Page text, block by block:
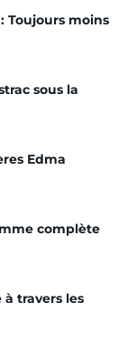
Toujours moins
sous la
Edma
complète
travers les